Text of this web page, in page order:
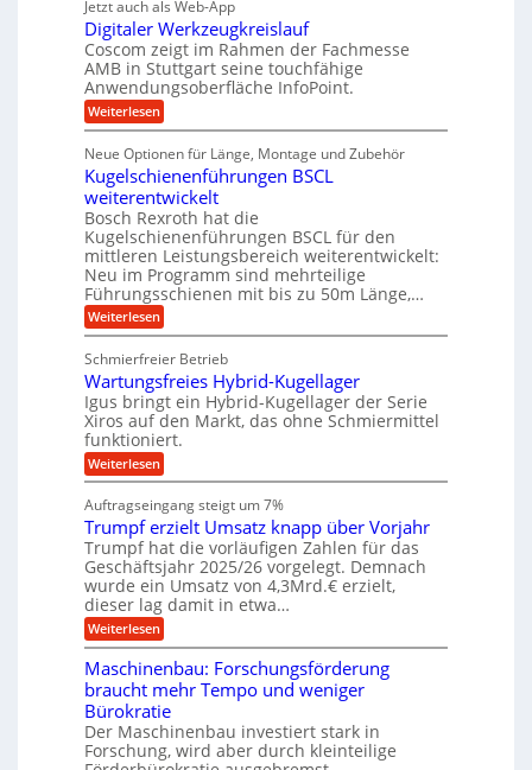
e
f
ü
r
r
a
U
g
e
b
u
n
e
n
s
e
i
n
g
a
n
g
h
t
i
g
e
r
a
l
M
a
s
c
h
i
n
e
n
r
i
e
b
e
f
ü
r
r
ä
i
s
e
H
u
b
b
e
w
e
g
u
n
g
e
n
ä
z
i
s
i
o
n
f
r
A
u
t
o
m
o
t
i
v
e
n
d
M
a
s
c
h
i
e
n
b
a
u
Jetzt auch als Web-App
Digitaler Werkzeugkreislauf
Coscom zeigt im Rahmen der Fachmesse
AMB in Stuttgart seine touchfähige
Anwendungsoberfläche InfoPoint.
Weiterlesen:
D
g
i
t
a
l
e
r
W
e
r
k
z
e
u
g
k
r
e
i
s
a
u
f
Neue Optionen für Länge, Montage und Zubehör
Kugelschienenführungen BSCL
weiterentwickelt
Bosch Rexroth hat die
Kugelschienenführungen BSCL für den
mittleren Leistungsbereich weiterentwickelt:
Neu im Programm sind mehrteilige
Führungsschienen mit bis zu 50m Länge,…
Weiterlesen:
K
g
e
l
s
c
h
i
e
e
n
f
ü
h
r
u
n
g
e
n
B
S
C
L
w
Schmierfreier Betrieb
Wartungsfreies Hybrid-Kugellager
Igus bringt ein Hybrid-Kugellager der Serie
Xiros auf den Markt, das ohne Schmiermittel
funktioniert.
Weiterlesen:
W
r
t
u
n
g
s
f
r
e
e
s
H
y
b
r
Auftragseingang steigt um 7%
Trumpf erzielt Umsatz knapp über Vorjahr
Trumpf hat die vorläufigen Zahlen für das
Geschäftsjahr 2025/26 vorgelegt. Demnach
wurde ein Umsatz von 4,3Mrd.€ erzielt,
dieser lag damit in etwa…
Weiterlesen:
T
u
m
p
f
e
r
Maschinenbau: Forschungsförderung
braucht mehr Tempo und weniger
Bürokratie
Der Maschinenbau investiert stark in
Forschung, wird aber durch kleinteilige